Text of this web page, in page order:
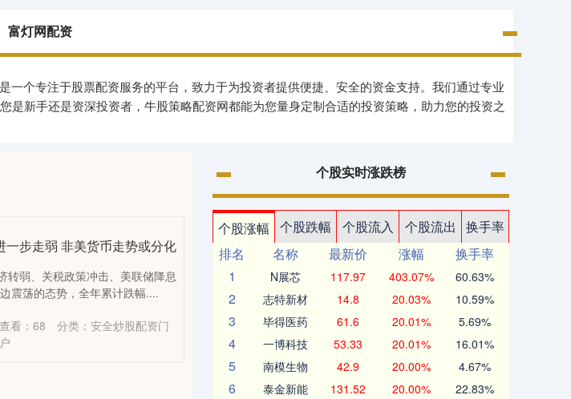
富灯网配资
个专注于股票配资服务的平台，致力于为投资者提供便捷、安全的资金支持。我们通过专业
新手还是资深投资者，牛股策略配资网都能为您量身定制合适的投资策略，助力您的投资之
步走弱 非美货币走势或分化
转弱、关税政策冲击、美联储降息
震荡的态势，全年累计跌幅....
查看：68 分类：安全炒股配资门
户
个股实时涨跌榜
个股涨幅 个股跌幅 个股流入 个股流出
换手率
排名
名称 最新价 涨幅
换手率
1
N展芯 117.97 403.07% 60.63%
2 志特新材 14.8 20.03% 10.59%
3 毕得医药 61.6 20.01% 5.69%
4 一博科技 53.33 20.01% 16.01%
5 南模生物 42.9 20.00% 4.67%
6 泰金新能 131.52 20.00% 22.83%